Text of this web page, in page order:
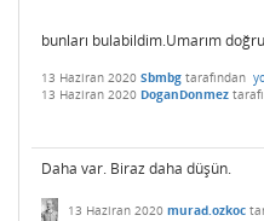
bunları bulabildim.Umarım
13 Haziran 2020 Sbmbg tarafından
13 Haziran 2020 DoganDonmez
Daha var. Biraz daha düşün.
13 Haziran 2020 murad.ozkoc